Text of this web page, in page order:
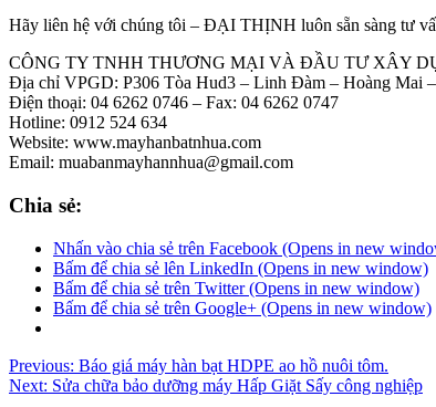
Hãy liên hệ với chúng tôi – ĐẠI THỊNH luôn sẵn sàng tư
CÔNG TY TNHH THƯƠNG MẠI VÀ ĐẦU TƯ XÂY
Địa chỉ VPGD: P306 Tòa Hud3 – Linh Đàm – Hoàng Mai
️Điện thoại: 04 6262 0746 – Fax: 04 6262 0747
️Hotline: 0912 524 634
Website: www.mayhanbatnhua.com
Email: muabanmayhannhua@gmail.com
Chia sẻ:
Nhấn vào chia sẻ trên Facebook (Opens in new
Bấm để chia sẻ lên LinkedIn (Opens in new window)
Bấm để chia sẻ trên Twitter (Opens in new window)
Bấm để chia sẻ trên Google+ (Opens in new window)
Previous: Báo giá máy hàn bạt HDPE ao hồ nuôi tôm.
Next: Sửa chữa bảo dưỡng máy Hấp Giặt Sấy công nghiệp